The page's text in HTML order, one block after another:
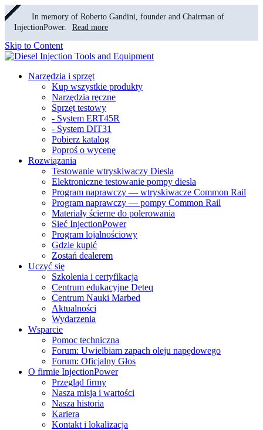
In memory of Roberto Gandini, founder and Chairman of
InjectionPower.
Read more
Skip to Content
Narzędzia i sprzęt
Kup wszystkie produkty
Narzędzia ręczne
Sprzęt testowy
- System ERT45R
- System DIT31
Pobierz katalog
Poproś o wycenę
Rozwiązania
Testowanie wtryskiwaczy Diesla
Elektroniczne testowanie pompy diesla
Program naprawczy — wtryskiwacze Common Rail
Program naprawczy — pompy Common Rail
Materiały ścierne do polerowania
Sieć InjectionPower
Program lojalnościowy
Gdzie kupić
Zostań dealerem
Uczyć się
Szkolenia i certyfikacja
Centrum edukacyjne Deteq
Centrum Nauki Marbed
Aktualności
Wydarzenia
Wsparcie
Pomoc techniczna
Forum: Uwielbiam zapach oleju napędowego
Forum: Oficjalny Głos
O firmie InjectionPower
Przegląd firmy
Nasza misja i wartości
Nasza historia
Kariera
Kontakt i lokalizacja